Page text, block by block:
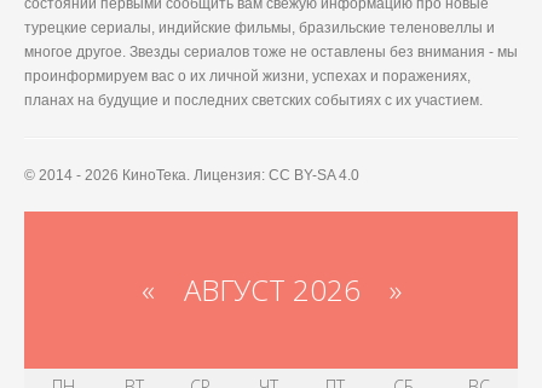
турецкие сериалы, индийские фильмы, бразильские теленовеллы и
многое другое. Звезды сериалов тоже не оставлены без внимания - мы
проинформируем вас о их личной жизни, успехах и поражениях,
планах на будущие и последних светских событиях с их участием.
© 2014 - 2026 КиноТека. Лицензия: CC BY-SA 4.0
« АВГУСТ 2026 »